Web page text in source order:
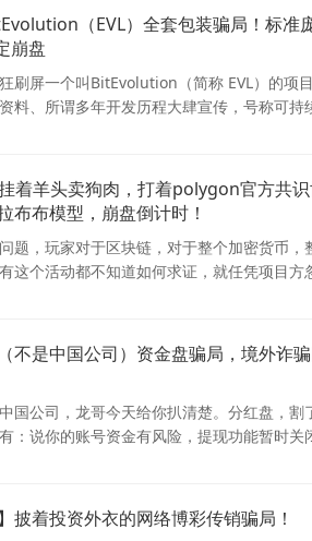
（EVL）全套包装骗局！标准
崩盘
刷屏一个叫BitEvolution（简称 EVL）的项
料、所谓多年开发历程大肆宣传，号称可持
着羊头卖狗肉，打着polygon官方共
布布模型，崩盘倒计时！
题，玩家对于区块链，对于整个加密货币，
这个活动都不知道如何求证，就任凭项目方
不是中国公司）资金盘骗局，境外诈
国公司，龙哥今天给你扒清楚。分红盘，割
：说你的账号资金有风险，提现功能暂时关
披着投资外衣的网络博彩传销骗局！